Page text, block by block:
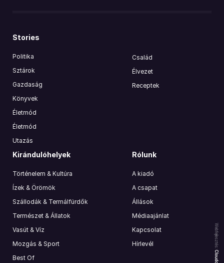
Webfejlesztés:
Stories
Politika
Sztárok
Gazdaság
Könyvek
Életmód
Életmód
Utazás
Család
Élvezet
Receptek
Kirándulóhelyek
Történelem & Kultúra
Ízek & Örömök
Szállodák & Termálfürdők
Természet & Állatok
Vasút & Víz
Mozgás & Sport
Best Of
Rólunk
A kiadó
A csapat
Állások
Médiaajánlat
Kapcsolat
Hírlevél